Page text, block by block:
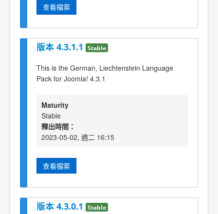
查看檔案
版本 4.3.1.1 Stable
This is the German, Liechtenstein Language
Pack for Joomla! 4.3.1
Maturity
Stable
釋出時間：
2023-05-02, 週二 16:15
查看檔案
版本 4.3.0.1 Stable